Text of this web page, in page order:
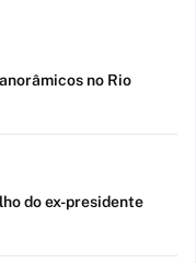
no Rio
do ex-presidente